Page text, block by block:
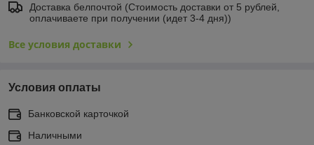
Доставка белпочтой (Стоимость доставки от 5 рублей,
оплачиваете при получении (идет 3-4 дня))
Все условия доставки
Условия оплаты
Банковской карточкой
Наличными